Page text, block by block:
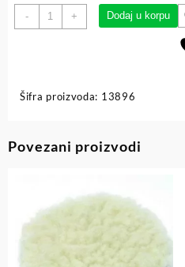
- + Dodaj u korpu
Šifra proizvoda: 13896
Povezani proizvodi